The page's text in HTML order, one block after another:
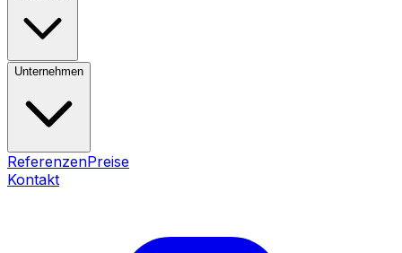
Unternehmen
ReferenzenPreise
Kontakt